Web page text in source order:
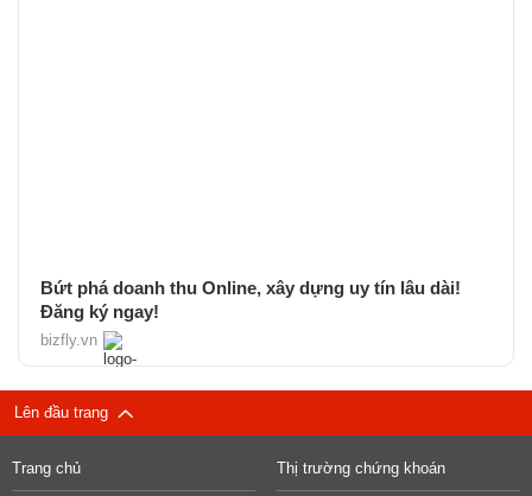
Bứt phá doanh thu Online, xây dựng uy tín lâu dài!
Đăng ký ngay!
bizfly.vn
Lên đầu trang
Trang chủ Thị trường chứng khoán